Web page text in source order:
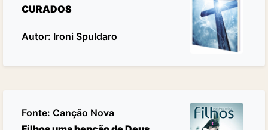
CURADOS
Autor: Ironi Spuldaro
Fonte: Canção Nova